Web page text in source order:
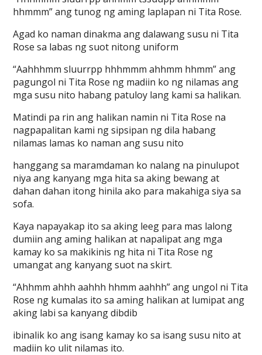
hhmmm” ang tunog ng aming laplapan ni Tita Rose.
Agad ko naman dinakma ang dalawang susu ni Tita
Rose sa labas ng suot nitong uniform
“Aahhhmm sluurrpp hhhmmm ahhmm hhmm” ang
pagungol ni Tita Rose ng madiin ko ng nilamas ang
mga susu nito habang patuloy lang kami sa halikan.
Matindi pa rin ang halikan namin ni Tita Rose na
nagpapalitan kami ng sipsipan ng dila habang
nilamas lamas ko naman ang susu nito
hanggang sa maramdaman ko nalang na pinulupot
niya ang kanyang mga hita sa aking bewang at
dahan dahan itong hinila ako para makahiga siya sa
sofa.
Kaya napayakap ito sa aking leeg para mas lalong
dumiin ang aming halikan at napalipat ang mga
kamay ko sa makikinis ng hita ni Tita Rose ng
umangat ang kanyang suot na skirt.
“Ahhmm ahhh aahhh hhmm aahhh” ang ungol ni Tita
Rose ng kumalas ito sa aming halikan at lumipat ang
aking labi sa kanyang dibdib
ibinalik ko ang isang kamay ko sa isang susu nito at
madiin ko ulit nilamas ito.